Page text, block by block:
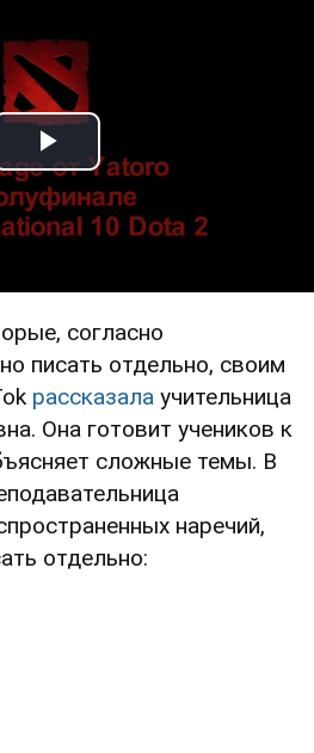
Play Video
согласно
писать отдельно, своим
рассказала учительница
Она готовит учеников к
сложные темы. В
наречий,
отдельно: